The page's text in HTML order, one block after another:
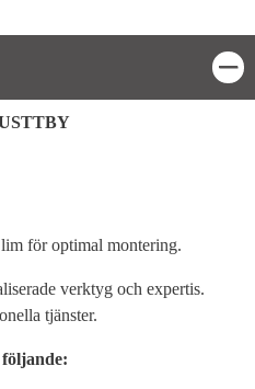
för optimal montering.
verktyg och expertis.
tjänster.